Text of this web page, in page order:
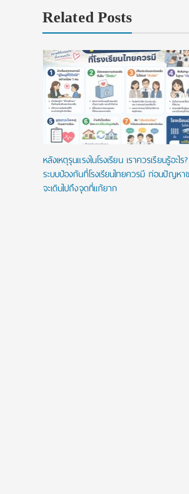
Related Posts
หลังเหตุรุนแรงในโรงเรียน เราควรเรียนรู้อะไร
ระบบป้องกันที่โรงเรียนไทยควรมี ก่อนปัญหา
จะเดินไปถึงจุดที่แก้ยาก